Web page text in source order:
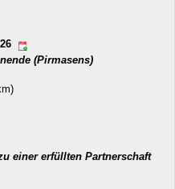
(Pirmasens)
einer erfüllten Partnerschaft